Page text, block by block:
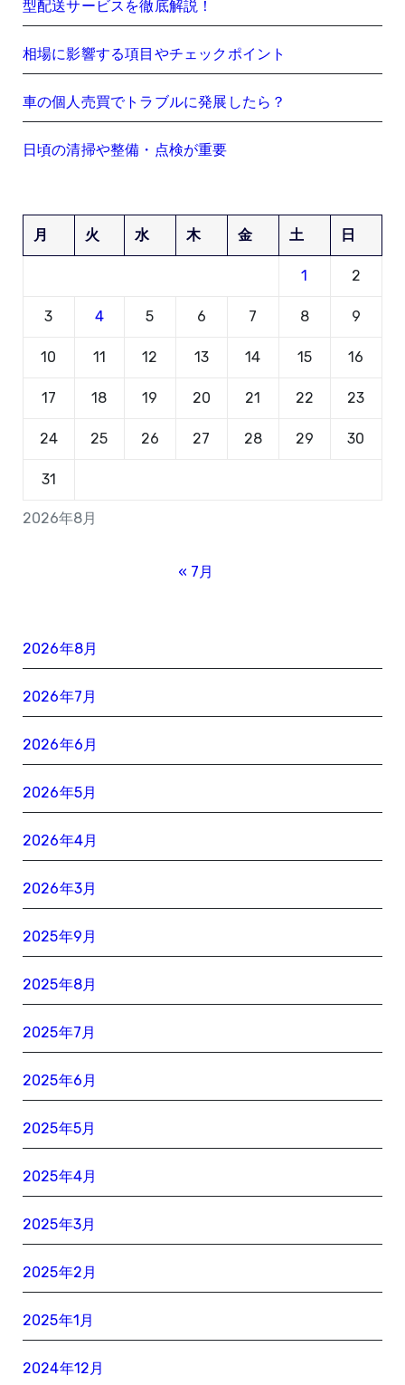
型配送サービスを徹底解説！
相場に影響する項目やチェックポイント
車の個人売買でトラブルに発展したら？
日頃の清掃や整備・点検が重要
2026年8月
月 火 水 木 金 土 日
1 2
3 4 5 6 7 8 9
10 11 12 13 14 15 16
17 18 19 20 21 22 23
24 25 26 27 28 29 30
31
« 7月
2026年8月
2026年7月
2026年6月
2026年5月
2026年4月
2026年3月
2025年9月
2025年8月
2025年7月
2025年6月
2025年5月
2025年4月
2025年3月
2025年2月
2025年1月
2024年12月